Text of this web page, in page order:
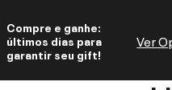
Compre e ganhe:
últimos dias para
garantir seu gift!
Ver